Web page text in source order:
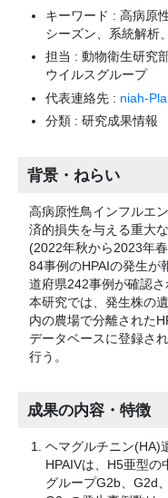
キーワード : 高病原
シーズン、系統解析
担当 : 動物衛生研究
ウイルスグループ
代表連絡先 : niah-
分類 : 研究成果情報
背景・ねらい
高病原性鳥インフルエ
済的損失を与える重大
(2022年秋から2023年
84事例のHPAIの発生が
道府県242事例が確認さ
本研究では、発生株の
内の農場で分離された
データベースに登録さ
行う。
成果の内容・特徴
ヘマグルチニン(HA)
HPAIVは、H5亜型
グループG2b、G2d